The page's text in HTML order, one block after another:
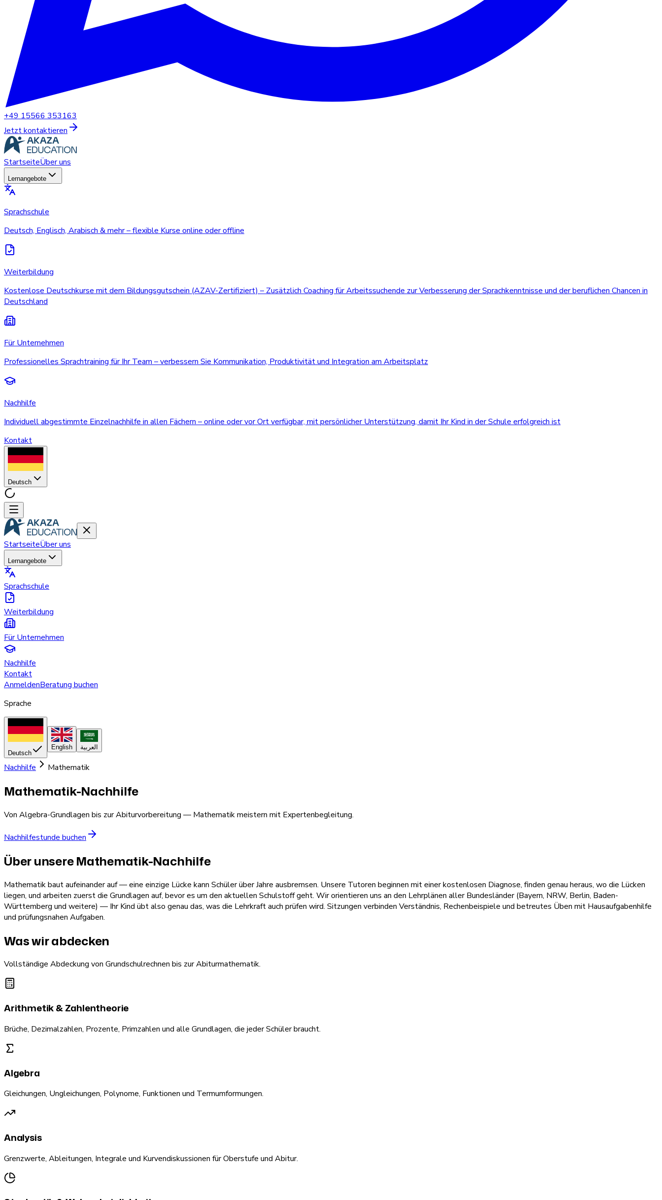
+49 15566 353163
Jetzt kontaktieren
StartseiteÜber uns
Lernangebote
Sprachschule
Deutsch, Englisch, Arabisch & mehr – flexible Kurse online oder offline
Weiterbildung
Kostenlose Deutschkurse mit dem Bildungsgutschein (AZAV-Zertifiziert) – Zusätzlich Coaching für Arbeitssuchende zur Verbesserung der Sprachkenntnisse und der beruflichen Chancen in
Deutschland
Für Unternehmen
Professionelles Sprachtraining für Ihr Team – verbessern Sie Kommunikation, Produktivität und Integration am Arbeitsplatz
Nachhilfe
Individuell abgestimmte Einzelnachhilfe in allen Fächern – online oder vor Ort verfügbar, mit persönlicher Unterstützung, damit Ihr Kind in der Schule erfolgreich ist
Kontakt
Deutsch
StartseiteÜber uns
Lernangebote
Sprachschule
Weiterbildung
Für Unternehmen
Nachhilfe
Kontakt
AnmeldenBeratung buchen
Sprache
Deutsch
English العربية
Nachhilfe Mathematik
Mathematik-Nachhilfe
Von Algebra-Grundlagen bis zur Abiturvorbereitung — Mathematik meistern mit Expertenbegleitung.
Nachhilfestunde buchen
Über unsere Mathematik-Nachhilfe
Mathematik baut aufeinander auf — eine einzige Lücke kann Schüler über Jahre ausbremsen. Unsere Tutoren beginnen mit einer kostenlosen Diagnose, finden genau heraus, wo die Lücken
liegen, und arbeiten zuerst die Grundlagen auf, bevor es um den aktuellen Schulstoff geht. Wir orientieren uns an den Lehrplänen aller Bundesländer (Bayern, NRW, Berlin, Baden-
Württemberg und weitere) — Ihr Kind übt also genau das, was die Lehrkraft auch prüfen wird. Sitzungen verbinden Verständnis, Rechenbeispiele und betreutes Üben mit Hausaufgabenhilfe
und prüfungsnahen Aufgaben.
Was wir abdecken
Vollständige Abdeckung von Grundschulrechnen bis zur Abiturmathematik.
Arithmetik & Zahlentheorie
Brüche, Dezimalzahlen, Prozente, Primzahlen und alle Grundlagen, die jeder Schüler braucht.
Algebra
Gleichungen, Ungleichungen, Polynome, Funktionen und Termumformungen.
Analysis
Grenzwerte, Ableitungen, Integrale und Kurvendiskussionen für Oberstufe und Abitur.